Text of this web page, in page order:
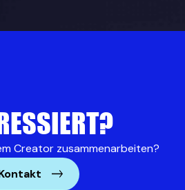
Creator zusammenarbeiten?